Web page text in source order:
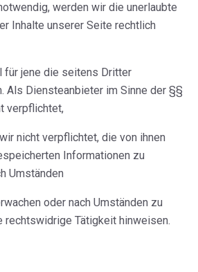
werden wir die unerlaubte
Inhalte unserer Seite rechtlich
für jene die seitens Dritter
Als Diensteanbieter im Sinne der §§
verpflichtet,
nicht verpflichtet, die von ihnen
Informationen zu
Umständen
oder nach Umständen zu
rechtswidrige Tätigkeit hinweisen.